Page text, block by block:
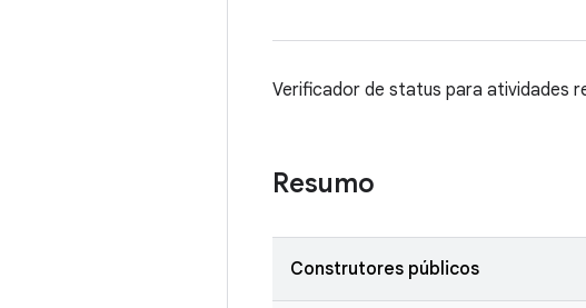
Verificador de status para atividades
Resumo
Construtores públicos